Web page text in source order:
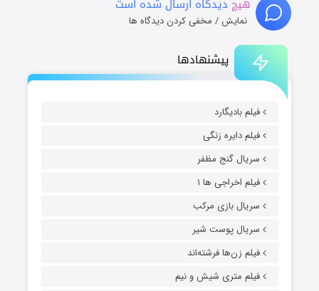
پیشنهادها
فیلم بادیگارد
فیلم دایره زنگی
سریال گنج مظفر
فیلم اخراجی ها ۱
سریال بازی مرکب
سریال پوست شیر
فیلم زن‌ها فرشته‌اند
فیلم متری شیش و نیم
هیچ دیدگاه ارسال شده است
نمایش / مخفی کردن دیدگاه ها